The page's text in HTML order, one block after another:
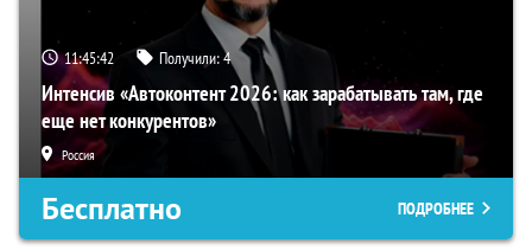
11:45:41 Получили:4
Интенсив «Автоконтент 2026: как зарабатывать там, где
еще нет конкурентов»
Россия
Бесплатно ПОДРОБНЕЕ